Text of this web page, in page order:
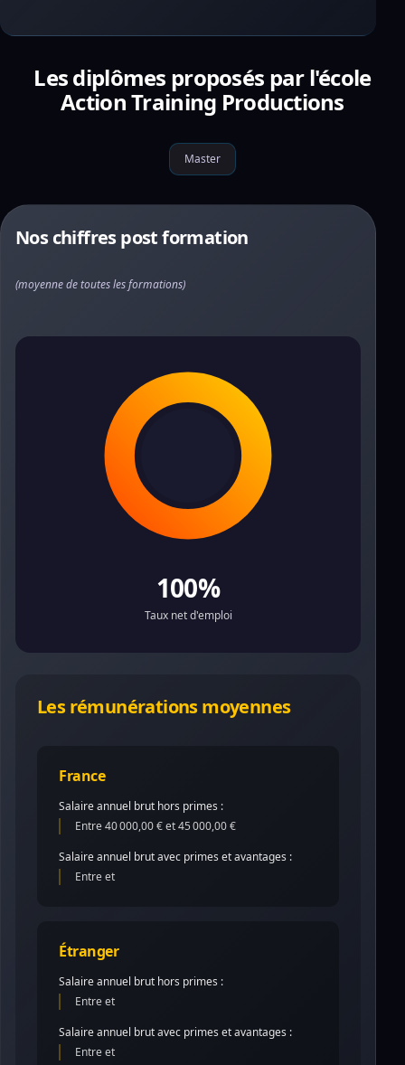
Les diplômes proposés par l'école
Action Training Productions
Master
Nos chiffres post formation
(moyenne de toutes les formations)
100%
Taux net d'emploi
Les rémunérations moyennes
France
Salaire annuel brut hors primes :
Entre 40 000,00 € et 45 000,00 €
Salaire annuel brut avec primes et avantages :
Entre et
Étranger
Salaire annuel brut hors primes :
Entre et
Salaire annuel brut avec primes et avantages :
Entre et